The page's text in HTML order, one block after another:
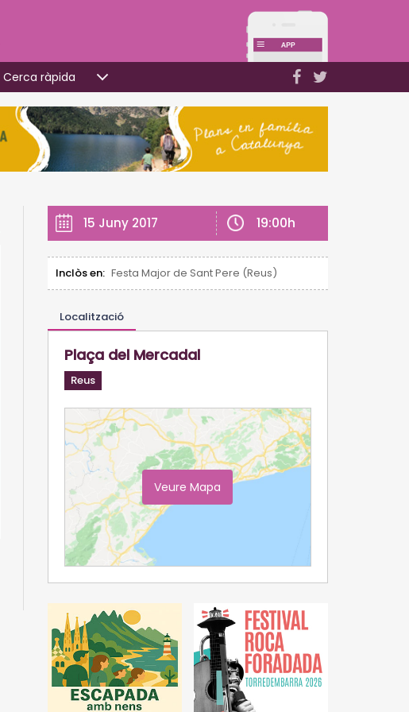
Cerca ràpida
15 Juny 2017 19:00h
Inclòs en: Festa Major de Sant Pere (Reus)
Localització
Plaça del Mercadal
Reus
Veure Mapa